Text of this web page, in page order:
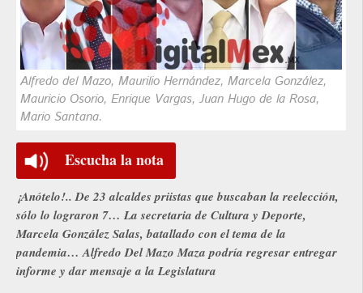
Alfredo del Mazo, Maurilio Hernández, Marcela González,
Mauricio Osorio, Enrique Vargas, Juan Hugo de la Rosa,
Mario Santana.
Escucha la nota
¡Anótelo!.. De 23 alcaldes priistas que buscaban la reelección,
sólo lo lograron 7… La secretaria de Cultura y Deporte,
Marcela González Salas, batallado con el tema de la
pandemia… Alfredo Del Mazo Maza podría regresar entregar
informe y dar mensaje a la Legislatura